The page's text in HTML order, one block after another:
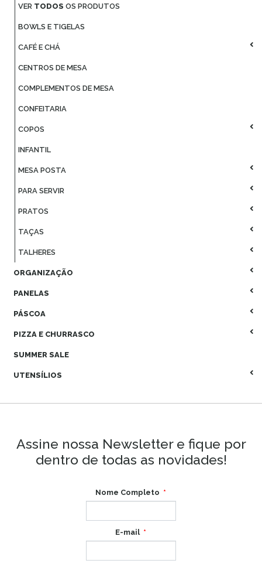
VER TODOS OS PRODUTOS
BOWLS E TIGELAS
CAFÉ E CHÁ
CENTROS DE MESA
COMPLEMENTOS DE MESA
CONFEITARIA
COPOS
INFANTIL
MESA POSTA
PARA SERVIR
PRATOS
TAÇAS
TALHERES
ORGANIZAÇÃO
PANELAS
PÁSCOA
PIZZA E CHURRASCO
SUMMER SALE
UTENSÍLIOS
Assine nossa Newsletter e fique por
dentro de todas as novidades!
Nome Completo
E-mail